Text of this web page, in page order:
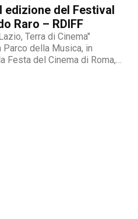
dedicato al tema
edizione del Festival
Raro – RDIFF
Terra di Cinema"
della Musica, in
Festa del Cinema di Roma,